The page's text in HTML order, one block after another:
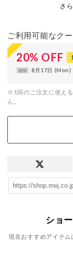
さ
ご利用可能なク
20% OFF
期間 8月17日 (Mon)
※1回のご注文に使え
ん。
ショ
現在おすすめアイテム